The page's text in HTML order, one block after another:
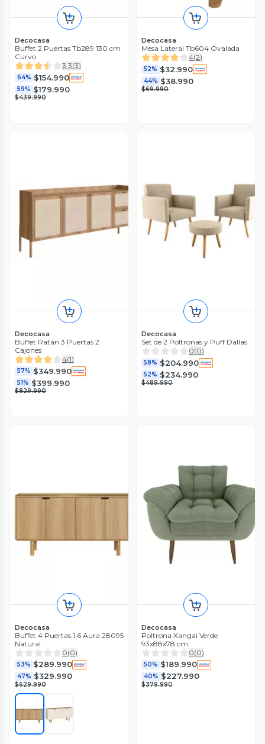
Decocasa
Buffet 2 Puertas Tb289 130 cm
Curvo
3.3(3)
64% $154.990
59% $179.990
$439.990
Decocasa
Mesa Lateral Tb604 Ovalada
4(2)
52% $32.990
44% $38.990
$69.990
Decocasa
Buffet Ratán 3 Puertas 2
Cajones
4(1)
57% $349.990
51% $399.990
$829.990
Decocasa
Set de 2 Poltronas y Puff Dallas
0(0)
58% $204.990
52% $234.990
$489.990
Decocasa
Buffet 4 Puertas 1.6 Aura 28095
Natural
0(0)
53% $289.990
47% $329.990
$629.990
Decocasa
Poltrona Xangai Verde
93x88x78 cm
0(0)
50% $189.990
40% $227.990
$379.990